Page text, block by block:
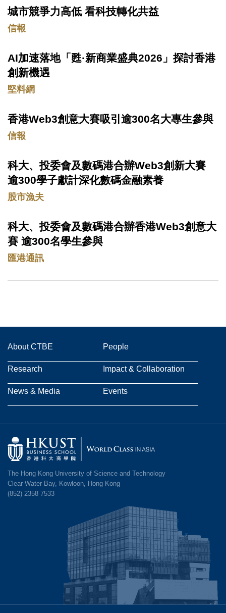
Text
Area
城市競爭力高低 看科技轉化共益
信報
Text
Area
AI加速落地「甦·新商業盛典2026」探討香港
創新機遇
堅料網
Text
Area
香港Web3創意大賽吸引逾300名大專生參與
信報
Text
Area
科大、投委會及數碼港合辦Web3創新大賽
逾300學子獻計深化數碼金融素養
股市漁夫
Text
Area
科大、投委會及數碼港合辦香港Web3創意大
賽 逾300名學生參與
匯港通訊
Main
navigation
About CTBE People
Research Impact & Collaboration
News & Media Events
Image
The Hong Kong University of Science and Technology
Clear Water Bay, Kowloon, Hong Kong
(852) 2358 7533